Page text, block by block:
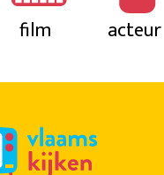
film acteur